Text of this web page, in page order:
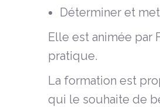
Déterminer et
Elle est animée par
pratique.
La formation est
qui le souhaite de